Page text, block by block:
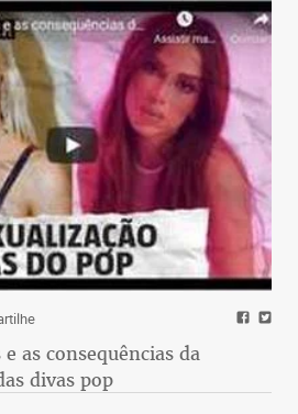
as consequências da
divas pop